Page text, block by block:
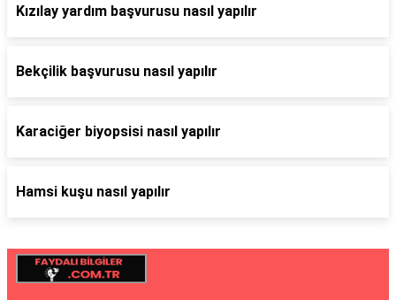
Kızılay yardım başvurusu nasıl yapılır
Bekçilik başvurusu nasıl yapılır
Karaciğer biyopsisi nasıl yapılır
Hamsi kuşu nasıl yapılır